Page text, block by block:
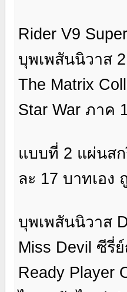
Rider V9
บุพเพสันนิวาส
The Matrix
Star War ภาค
แบบที่ 2 แผ่นส
ละ 17 บาทเอง
บุพเพสันนิวาส
Miss Devil ซีรี่
Ready Player